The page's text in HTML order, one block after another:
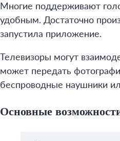
Многие поддерживают
удобным. Достаточно
запустила приложение.
Телевизоры могут
может передать
беспроводные наушники
Основные